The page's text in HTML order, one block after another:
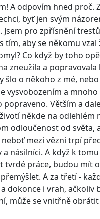
A odpovím hned proč.
byť jen svým
Jsem pro zpřísnění
tím, aby se někomu vzal
Co když by toho
zneužila a popravovala
šlo o někoho z mé,
vysvobozením a
popraveno. Větším a
někde na odlehlém
odloučenost od světa,
mezi vězni trpí
a násilníci. A když k
tvrdé práce, budou mít
A za třetí -
dokonce i vrah, ačkoliv
může se vnitřně